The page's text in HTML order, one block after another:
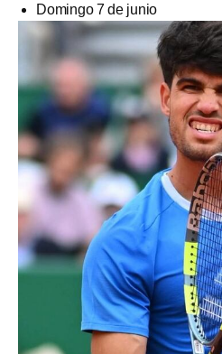
Domingo 7 de junio